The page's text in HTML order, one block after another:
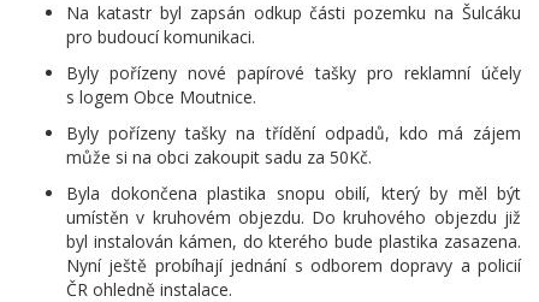
Na katastr byl zapsán odkup části pozemku na Šulcáku
pro budoucí komunikaci.
Byly pořízeny nové papírové tašky pro reklamní účely
s logem Obce Moutnice.
Byly pořízeny tašky na třídění odpadů, kdo má zájem
může si na obci zakoupit sadu za 50Kč.
Byla dokončena plastika snopu obilí, který by měl být
umístěn v kruhovém objezdu. Do kruhového objezdu již
byl instalován kámen, do kterého bude plastika zasazena.
Nyní ještě probíhají jednání s odborem dopravy a policií
ČR ohledně instalace.